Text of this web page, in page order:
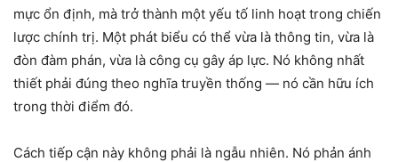
mực ổn định, mà trở thành một yếu tố linh hoạt trong chiến
lược chính trị. Một phát biểu có thể vừa là thông tin, vừa là
đòn đàm phán, vừa là công cụ gây áp lực. Nó không nhất
thiết phải đúng theo nghĩa truyền thống — nó cần hữu ích
trong thời điểm đó.
Cách tiếp cận này không phải là ngẫu nhiên. Nó phản ánh